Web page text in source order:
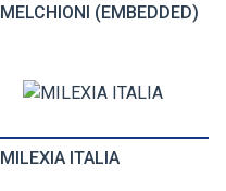
MELCHIONI (EMBEDDED)
MILEXIA ITALIA